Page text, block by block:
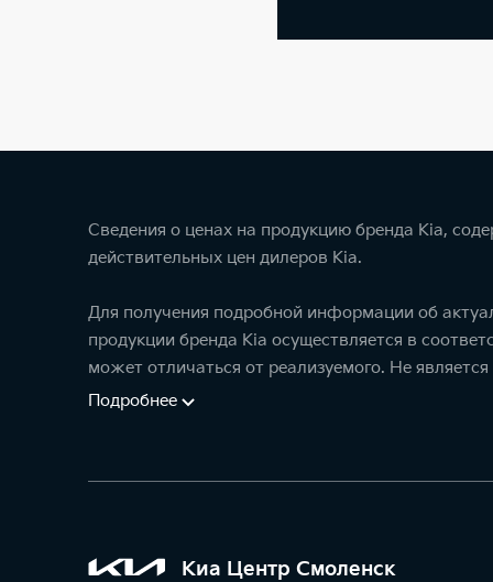
Сведения о ценах на продукцию бренда Kia,
действительных цен дилеров Kia.
Для получения подробной информации об
продукции бренда Kia осуществляется в
может отличаться от реализуемого. Не
Подробнее
Киа Центр Смоленск